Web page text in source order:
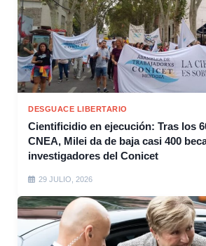
DESGUACE LIBERTARIO
Cientificidio en ejecución: Tras los
CNEA, Milei da de baja casi 400
investigadores del Conicet
29 JULIO, 2026